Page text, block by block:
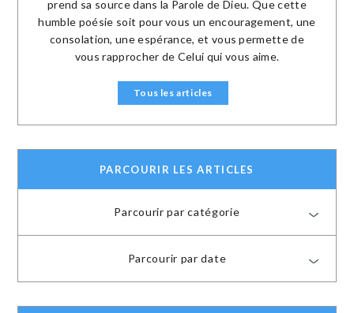
prend sa source dans la Parole de Dieu. Que cette
humble poésie soit pour vous un encouragement, une
consolation, une espérance, et vous permette de
vous rapprocher de Celui qui vous aime.
Tous les articles
PARCOURIR LES ARTICLES
Parcourir par catégorie
Parcourir par date